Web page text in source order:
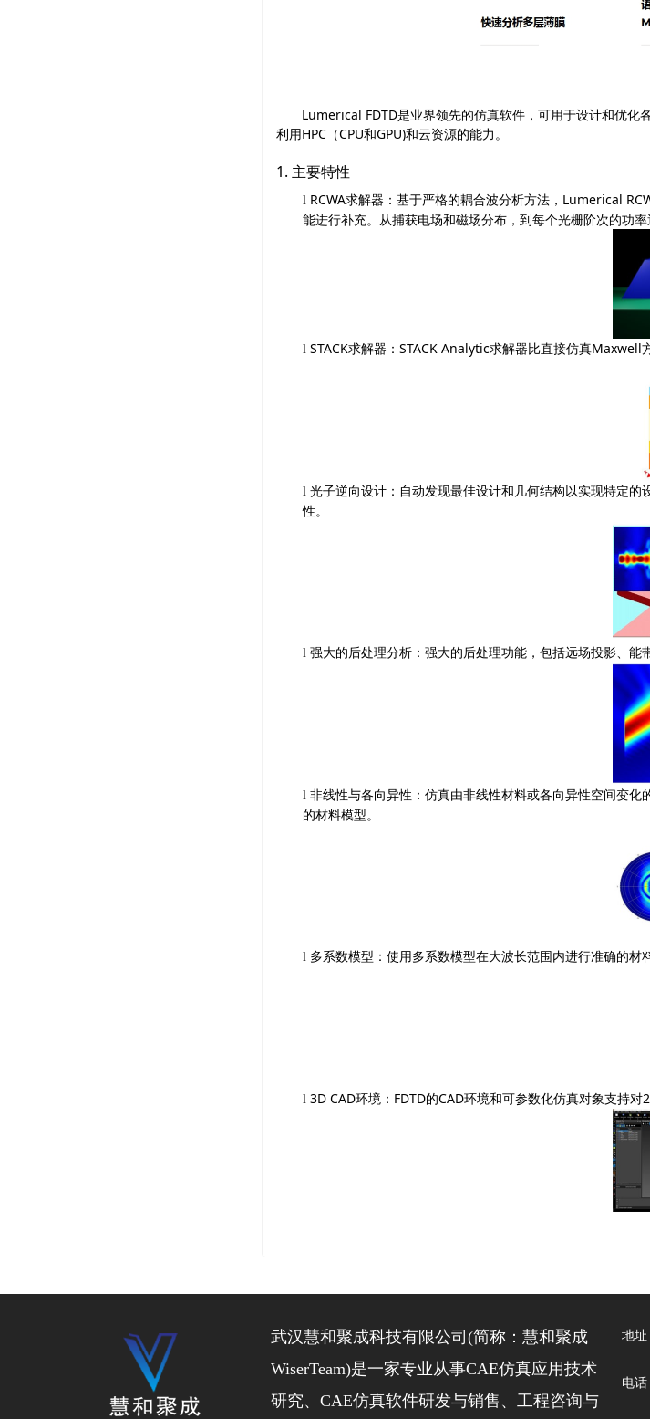
Lumerical FDTD是业界领先的仿真软件，可用于设计和优化
利用HPC （CPU和GPU)和云资源的能力。
1. 主要特性
l RCWA求解器：基于严格的耦合波分析方法， Lumerical
能进行补充。从捕获电场和磁场分布，到每个光栅阶次的功率
l STACK求解器： STACK Analytic求解器比直接仿真Maxwell
l 光子逆向设计：自动发现最佳设计和几何结构以实现特定的
性。
l 强大的后处理分析：强大的后处理功能，包括远场投影、能
l 非线性与各向异性：仿真由非线性材料或各向异性空间变
的材料模型。
l 多系数模型：使用多系数模型在大波长范围内进行准确的材
l 3D CAD环境： FDTD的CAD环境和可参数化仿真对象支持对
武汉慧和聚成科技有限公司(简称：慧和聚成
WiserTeam)是一家专业从事CAE仿真应用技术
研究、CAE仿真软件研发与销售、工程咨询与
地
电